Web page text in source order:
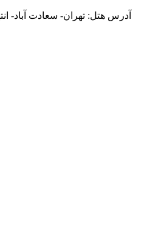
آدرس هتل: تهران- سعادت آباد-